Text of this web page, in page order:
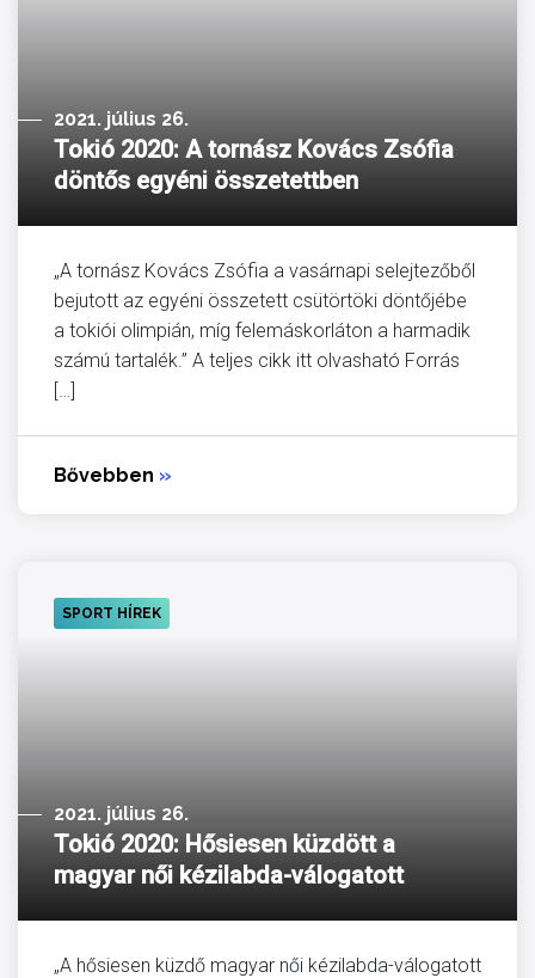
2021. július 26.
Tokió 2020: A tornász Kovács Zsófia
döntős egyéni összetettben
„A tornász Kovács Zsófia a vasárnapi selejtezőből
bejutott az egyéni összetett csütörtöki döntőjébe
a tokiói olimpián, míg felemáskorláton a harmadik
számú tartalék.” A teljes cikk itt olvasható Forrás
[…]
Bővebben »
SPORT HÍREK
2021. július 26.
Tokió 2020: Hősiesen küzdött a
magyar női kézilabda-válogatott
„A hősiesen küzdő magyar női kézilabda-válogatott